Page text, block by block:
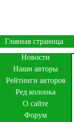
Главная страница
Новости
Наши авторы
Рейтинги авторов
Ред колонка
О сайте
Форум